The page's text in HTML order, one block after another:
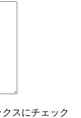
スにチェック